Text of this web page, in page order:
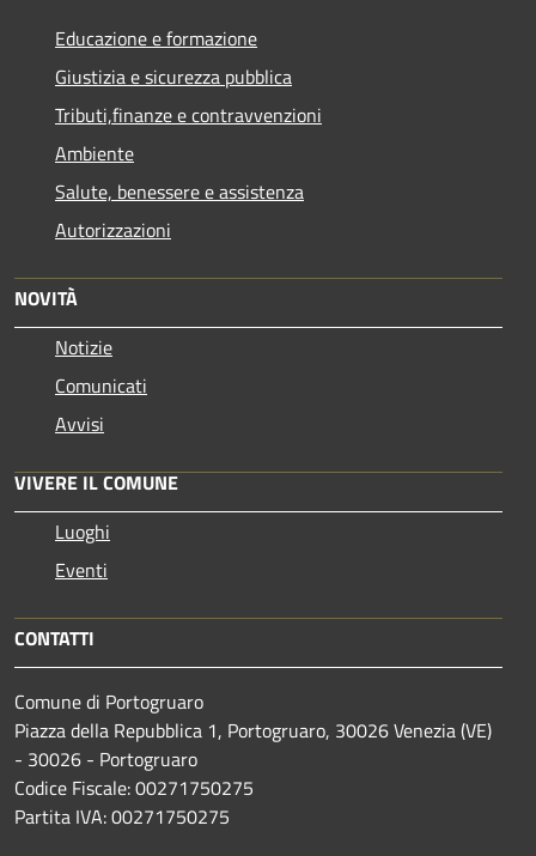
Educazione e formazione
Giustizia e sicurezza pubblica
Tributi,finanze e contravvenzioni
Ambiente
Salute, benessere e assistenza
Autorizzazioni
NOVITÀ
Notizie
Comunicati
Avvisi
VIVERE IL COMUNE
Luoghi
Eventi
CONTATTI
Comune di Portogruaro
Piazza della Repubblica 1, Portogruaro, 30026 Venezia (VE)
- 30026 - Portogruaro
Codice Fiscale: 00271750275
Partita IVA: 00271750275